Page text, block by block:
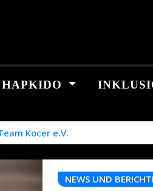
HAPKIDO
Kocer e.V.
NEWS UND